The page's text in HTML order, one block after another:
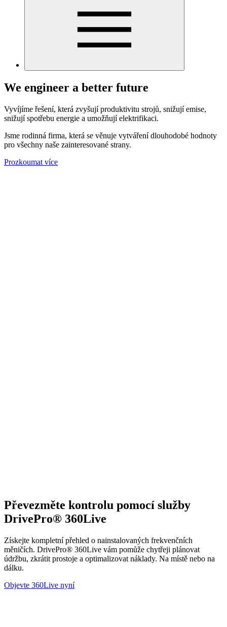
We engineer a better future
Vyvíjíme řešení, která zvyšují produktivitu strojů, snižují emise,
snižují spotřebu energie a umožňují elektrifikaci.
Jsme rodinná firma, která se věnuje vytváření dlouhodobé hodnoty
pro všechny naše zainteresované strany.
Prozkoumat více
Převezměte kontrolu pomocí služby
DrivePro® 360Live
Získejte kompletní přehled o nainstalovaných frekvenčních
měničích. DrivePro® 360Live vám pomůže chytřeji plánovat
údržbu, zkrátit prostoje a optimalizovat náklady. Na místě nebo na
dálku.
Objevte 360Live nyní